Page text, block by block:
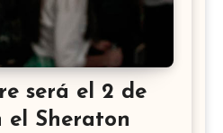
será el 2 de
el Sheraton